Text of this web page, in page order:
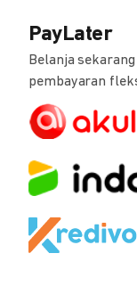
PayLater
Belanja
pembayaran